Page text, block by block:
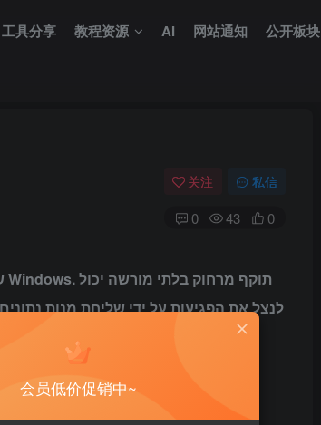
工具分享 教程资源 AI 网站通知 公开板块
关注 私信
0 43 0
לנצל את הפגיעות על ידי שליחת מנות
会员低价促销中~